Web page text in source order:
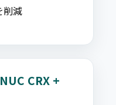
削減
CRX +